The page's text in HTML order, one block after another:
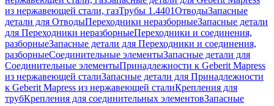
из нержавеющей стали, газТрубы 1.4401ОтводыЗапасные
детали для ОтводыПереходники неразборныеЗапасные детали
для Переходники неразборныеПереходники и соединения,
разборныеЗапасные детали для Переходники и соединения,
разборныеСоединительные элементыЗапасные детали для
Соединительные элементыПринадлежности к Geberit Mapress
из нержавеющей сталиЗапасные детали для Принадлежности
к Geberit Mapress из нержавеющей сталиКрепления для
трубКрепления для соединительных элементовЗапасные